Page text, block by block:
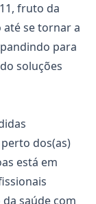
fruto da
até se tornar a
para
soluções
dos(as)
está em
saúde com